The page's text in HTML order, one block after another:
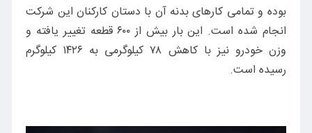
بوده و تمامی کارهای بدنه آن با دستان کارکنان این شرکت
انجام شده است. این بار بیش از ۶۰۰ قطعه تغییر یافته و
وزن خودرو نیز با کاهش ۷۸ کیلوگرمی به ۱۴۲۶ کیلوگرم
رسیده است.